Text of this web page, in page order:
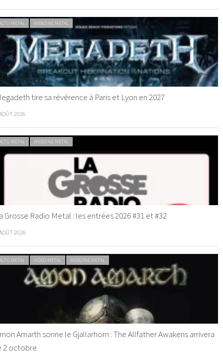
METAL WEBZINE METAL
tire sa révérence à Paris et Lyon en 2027
2026
METAL WEBZINE METAL
Grosse Radio Metal : les entrées 2026 #31 et #32
2026
METAL VIDEO METAL WEBZINE METAL
Amarth sonne le Gjallarhorn : The Allfather Awakens arrivera
2 octobre